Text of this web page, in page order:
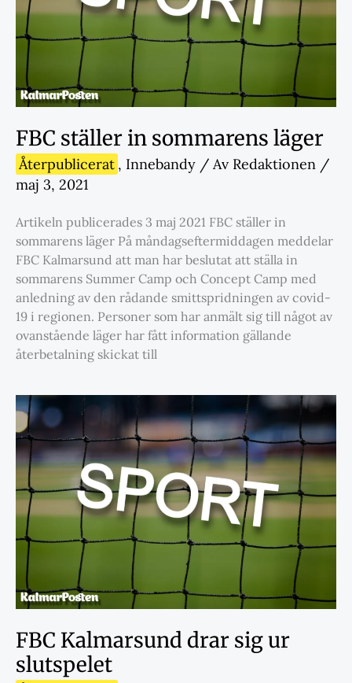
FBC ställer in sommarens läger
Återpublicerat , Innebandy / Av Redaktionen /
maj 3, 2021
Artikeln publicerades 3 maj 2021 FBC ställer in
sommarens läger På måndagseftermiddagen meddelar
FBC Kalmarsund att man har beslutat att ställa in
sommarens Summer Camp och Concept Camp med
anledning av den rådande smittspridningen av covid-
19 i regionen. Personer som har anmält sig till något av
ovanstående läger har fått information gällande
återbetalning skickat till
FBC Kalmarsund drar sig ur
slutspelet